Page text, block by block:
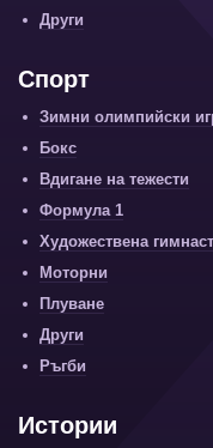
Други
Спорт
Зимни олимпийски
Бокс
Вдигане на тежести
Формула 1
Художествена
Моторни
Плуване
Други
Ръгби
Истории